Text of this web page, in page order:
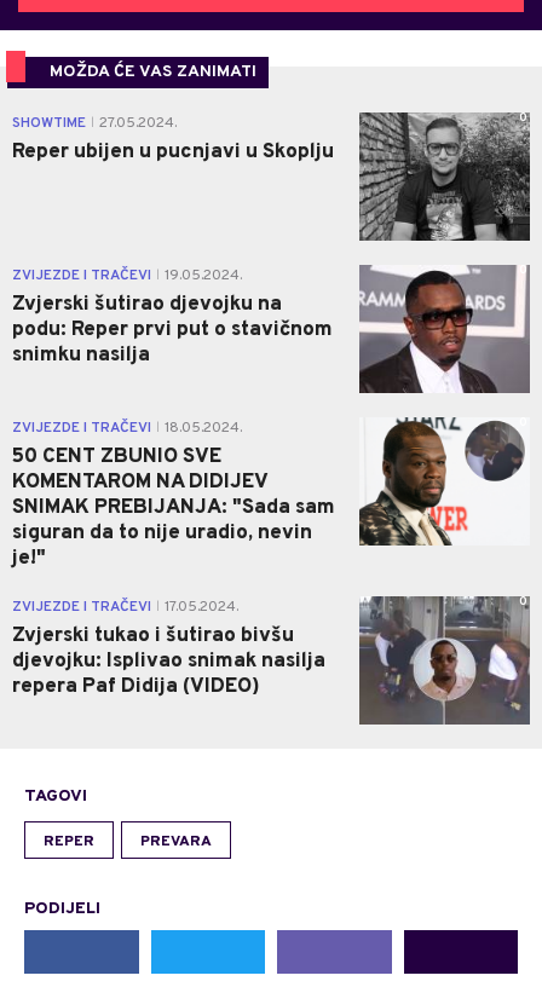
MOŽDA ĆE VAS ZANIMATI
SHOWTIME 27.05.2024.
Reper ubijen u pucnjavi u Skoplju
0
ZVIJEZDE I TRAČEVI 19.05.2024.
Zvjerski šutirao djevojku na
podu: Reper prvi put o stavičnom
snimku nasilja
0
ZVIJEZDE I TRAČEVI 18.05.2024.
50 CENT ZBUNIO SVE
KOMENTAROM NA DIDIJEV
SNIMAK PREBIJANJA: "Sada sam
siguran da to nije uradio, nevin
je!"
ZVIJEZDE I TRAČEVI 17.05.2024.
Zvjerski tukao i šutirao bivšu
djevojku: Isplivao snimak nasilja
repera Paf Didija (VIDEO)
0
TAGOVI
REPER PREVARA
PODIJELI